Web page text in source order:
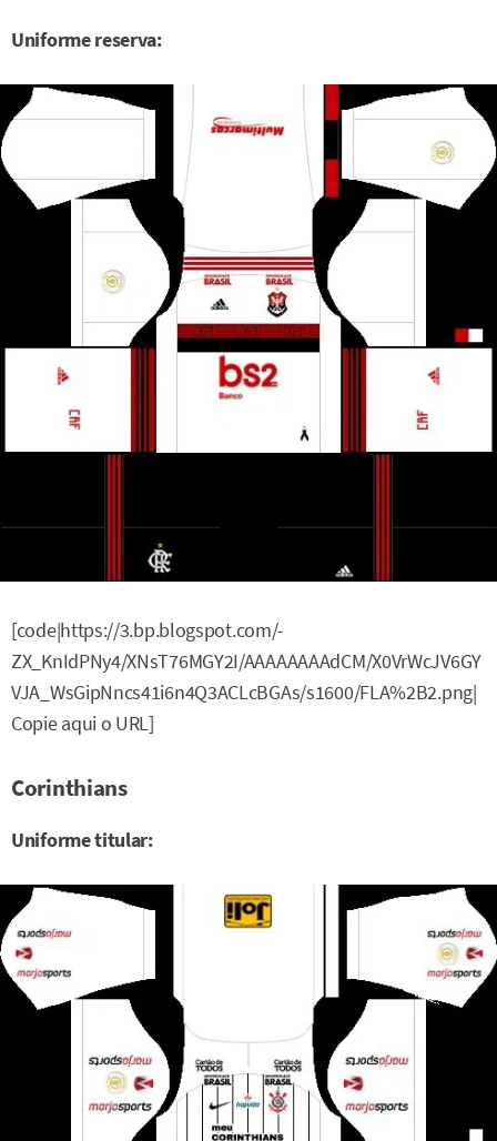
Uniforme reserva:
[code|https://3.bp.blogspot.com/-
ZX_KnIdPNy4/XNsT76MGY2I/AAAAAAAAdCM/X0VrWcJV6GY
VJA_WsGipNncs41i6n4Q3ACLcBGAs/s1600/FLA%2B2.png|
Copie aqui o URL]
Corinthians
Uniforme titular: